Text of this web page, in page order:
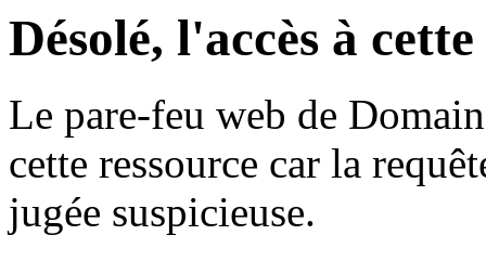
Désolé, l'accès à
Le pare-feu web de
cette ressource car la
jugée suspicieuse.